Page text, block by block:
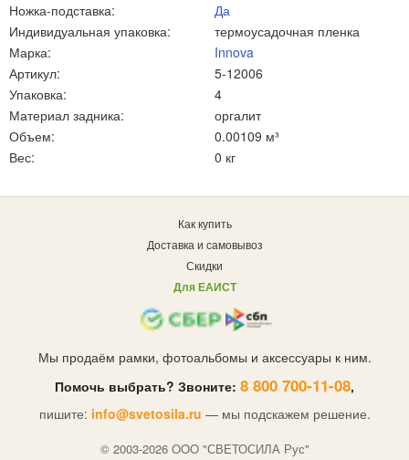
Ножка-подставка:
Да
Индивидуальная упаковка:
термоусадочная пленка
Марка:
Innova
Артикул:
5-12006
Упаковка:
4
Материал задника:
оргалит
Объем:
0.00109 м³
Вес:
0 кг
Как купить
Доставка и самовывоз
Скидки
Для ЕАИСТ
Мы продаём рамки, фотоальбомы и аксессуары к ним.
Помочь выбрать? Звоните: 8 800 700-11-08,
пишите: info@svetosila.ru — мы подскажем решение.
© 2003-2026 OOO "СВЕТОСИЛА Рус"